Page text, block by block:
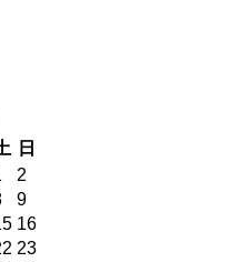
日
2
9
16
23